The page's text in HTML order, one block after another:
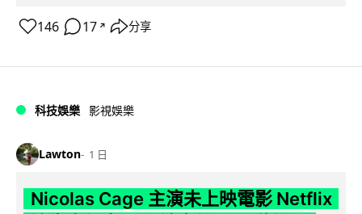
146 17 ↗ 分享
科技娛樂 影視娛樂
Lawton 1 日
Nicolas Cage 主演未上映電影 Netflix